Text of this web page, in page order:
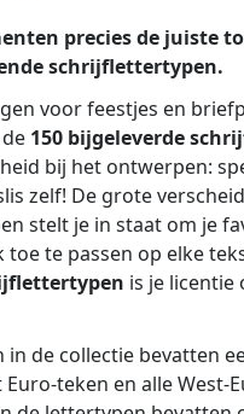
precies de juiste
schrijflettertypen.
voor feestjes en
150 bijgeleverde
bij het ontwerpen:
zelf! De grote
stelt je in staat om je
toe te passen op elke
is je licentie
de collectie bevatten
teken en alle West-